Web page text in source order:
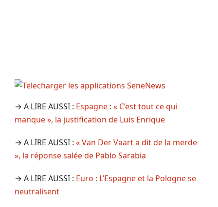
→ A LIRE AUSSI : Espagne : « C’est tout ce qui
manque », la justification de Luis Enrique
→ A LIRE AUSSI : « Van Der Vaart a dit de la merde
», la réponse salée de Pablo Sarabia
→ A LIRE AUSSI : Euro : L’Espagne et la Pologne se
neutralisent